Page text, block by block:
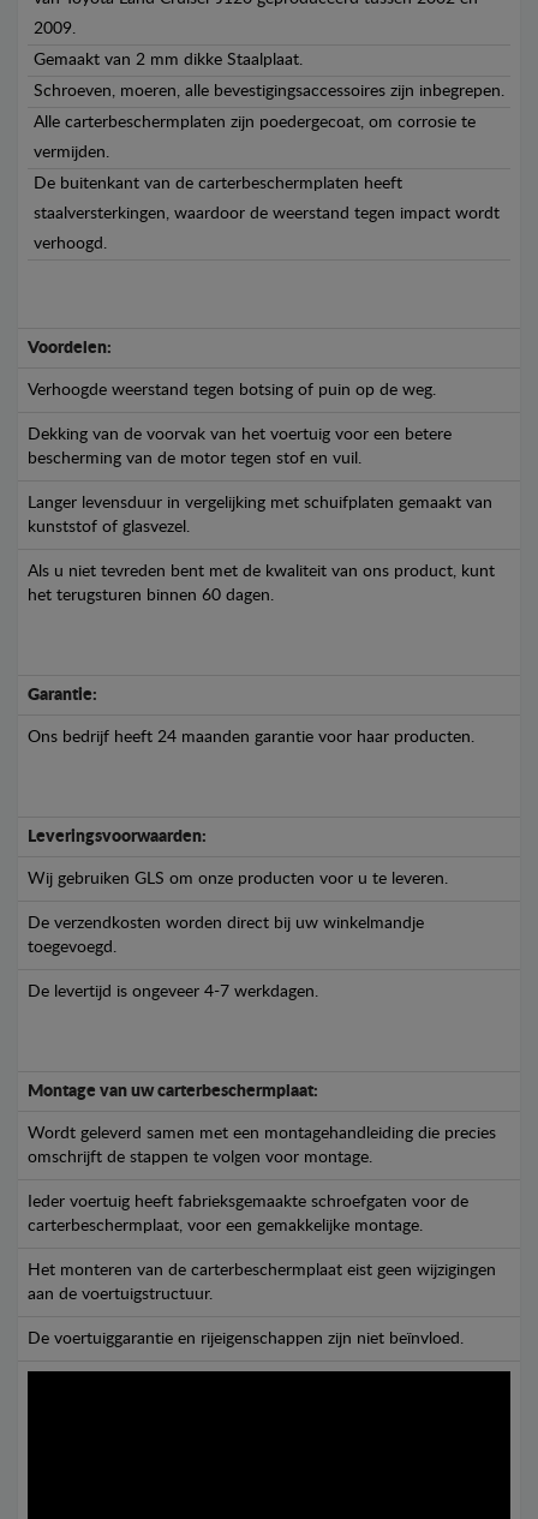
2009.
Gemaakt van 2 mm dikke Staalplaat.
Schroeven, moeren, alle bevestigingsaccessoires zijn inbegrepen.
Alle carterbeschermplaten zijn poedergecoat, om corrosie te
vermijden.
De buitenkant van de carterbeschermplaten heeft
staalversterkingen, waardoor de weerstand tegen impact wordt
verhoogd.
Voordelen:
Verhoogde weerstand tegen botsing of puin op de weg.
Dekking van de voorvak van het voertuig voor een betere
bescherming van de motor tegen stof en vuil.
Langer levensduur in vergelijking met schuifplaten gemaakt van
kunststof of glasvezel.
Als u niet tevreden bent met de kwaliteit van ons product, kunt
het terugsturen binnen 60 dagen.
Garantie:
Ons bedrijf heeft 24 maanden garantie voor haar producten.
Leveringsvoorwaarden:
Wij gebruiken GLS om onze producten voor u te leveren.
De verzendkosten worden direct bij uw winkelmandje
toegevoegd.
De levertijd is ongeveer 4-7 werkdagen.
Montage van uw carterbeschermplaat:
Wordt geleverd samen met een montagehandleiding die precies
omschrijft de stappen te volgen voor montage.
Ieder voertuig heeft fabrieksgemaakte schroefgaten voor de
carterbeschermplaat, voor een gemakkelijke montage.
Het monteren van de carterbeschermplaat eist geen wijzigingen
aan de voertuigstructuur.
De voertuiggarantie en rijeigenschappen zijn niet beïnvloed.